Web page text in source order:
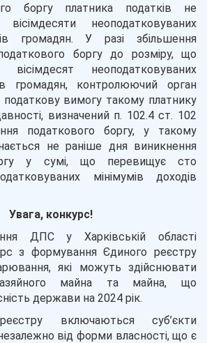
боргу платника податків не
неоподатковуваних
громадян. У разі збільшення
боргу до розміру, що
неоподатковуваних
громадян, контролюючий орган
податкову вимогу такому платнику
визначений п. 102.4 ст. 102
податкового боргу, у такому
не раніше дня виникнення
у сумі, що перевищує сто
мінімумів доходів
Увага, конкурс!
ДПС у Харківській області
з формування Єдиного реєстру
які можуть здійснювати
майна та майна, що
держави на 2024 рік.
включаються суб’єкти
від форми власності, що є